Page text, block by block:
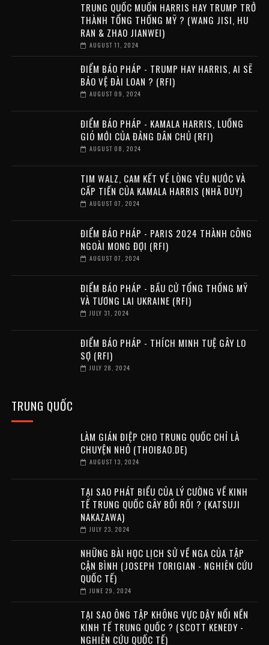
TRUNG QUỐC MUỐN HARRIS HAY TRUMP TRỞ
THÀNH TỔNG THỐNG MỸ ? (WANG JISI, HU
RAN & ZHAO JIANWEI)
AUGUST 11, 2024
ĐIỂM BÁO PHÁP - TRUMP HAY HARRIS, AI SẼ
BẢO VỆ ĐÀI LOAN ? (RFI)
AUGUST 09, 2024
ĐIỂM BÁO PHÁP - KAMALA HARRIS, LUỒNG
GIÓ MỚI CỦA ĐẢNG DÂN CHỦ (RFI)
AUGUST 08, 2024
TIM WALZ, CAM KẾT VỀ LÒNG YÊU NƯỚC VÀ
CẤP TIẾN CỦA KAMALA HARRIS (NHÃ DUY)
AUGUST 07, 2024
ĐIỂM BÁO PHÁP - PARIS 2024 THÀNH CÔNG
NGOÀI MONG ĐỢI (RFI)
AUGUST 07, 2024
ĐIỂM BÁO PHÁP - BẦU CỬ TỔNG THỐNG MỸ
VÀ TƯƠNG LAI UKRAINE (RFI)
JULY 31, 2024
ĐIỂM BÁO PHÁP - THÍCH MINH TUỆ GÂY LO
SỢ (RFI)
JULY 28, 2024
TRUNG QUỐC
LÀM GIÁN ĐIỆP CHO TRUNG QUỐC CHỈ LÀ
CHUYỆN NHỎ (THOIBAO.DE)
AUGUST 13, 2024
TẠI SAO PHÁT BIỂU CỦA LÝ CƯỜNG VỀ KINH
TẾ TRUNG QUỐC GÂY BỐI RỐI ? (KATSUJI
NAKAZAWA)
JULY 23, 2024
NHỮNG BÀI HỌC LỊCH SỬ VỀ NGA CỦA TẬP
CẬN BÌNH (JOSEPH TORIGIAN - NGHIÊN CỨU
QUỐC TẾ)
JUNE 29, 2024
TẠI SAO ÔNG TẬP KHÔNG VỰC DẬY NỔI NỀN
KINH TẾ TRUNG QUỐC ? (SCOTT KENEDY -
NGHIÊN CỨU QUỐC TẾ)